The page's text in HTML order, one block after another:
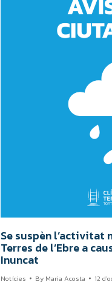
Se suspèn l’activitat
Terres de l’Ebre a
Inuncat
Notícies By Maria Acosta 12